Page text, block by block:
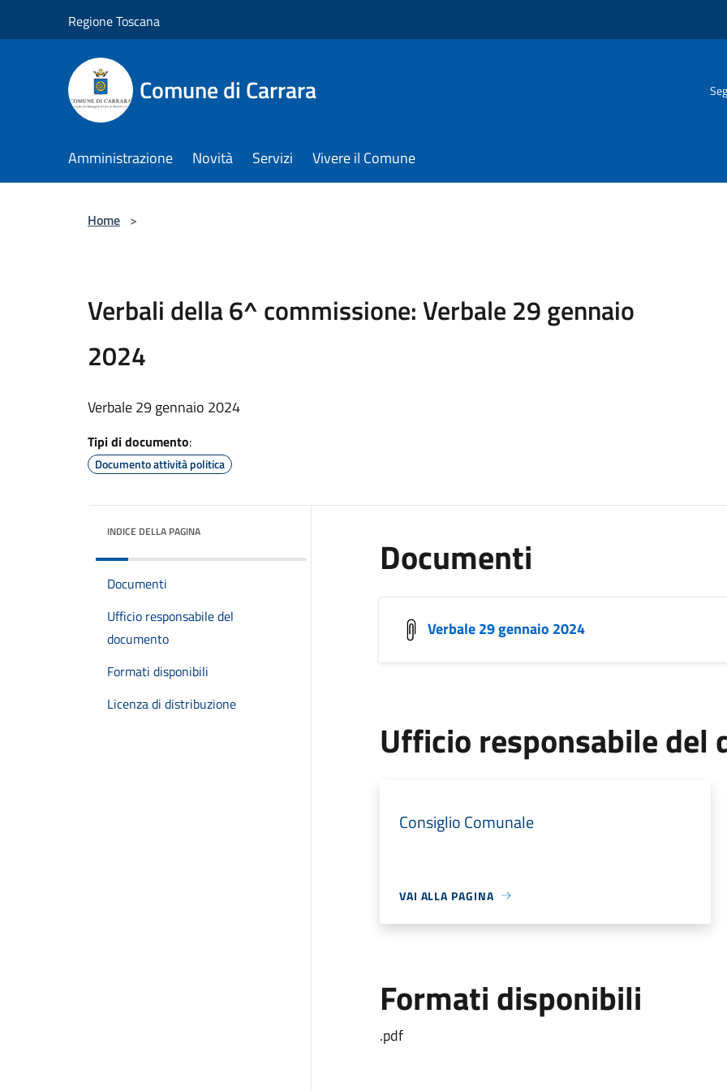
Regione Toscana
Comune di Carrara
Amministrazione Novità Servizi Vivere il Comune
Home >
Verbali della 6^ commissione: Verbale 29 gennaio
2024
Verbale 29 gennaio 2024
Tipi di documento:
Documento attività politica
INDICE DELLA PAGINA
Documenti
Ufficio responsabile del
documento
Formati disponibili
Licenza di distribuzione
Documenti
Verbale 29 gennaio 2024
Ufficio responsabile del
Consiglio Comunale
VAI ALLA PAGINA
Formati disponibili
.pdf